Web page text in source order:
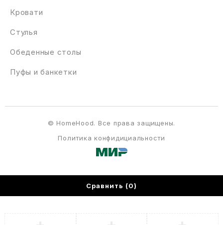
Кровати
Стулья
Обеденные столы
Пуфы и банкетки
Политика конфидициальности
© HomeHood. Все права защищены.
Сравнить (0)